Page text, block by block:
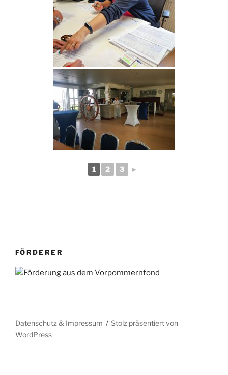
1 2 3 ►
FÖRDERER
Datenschutz & Impressum
Stolz präsentiert von
WordPress